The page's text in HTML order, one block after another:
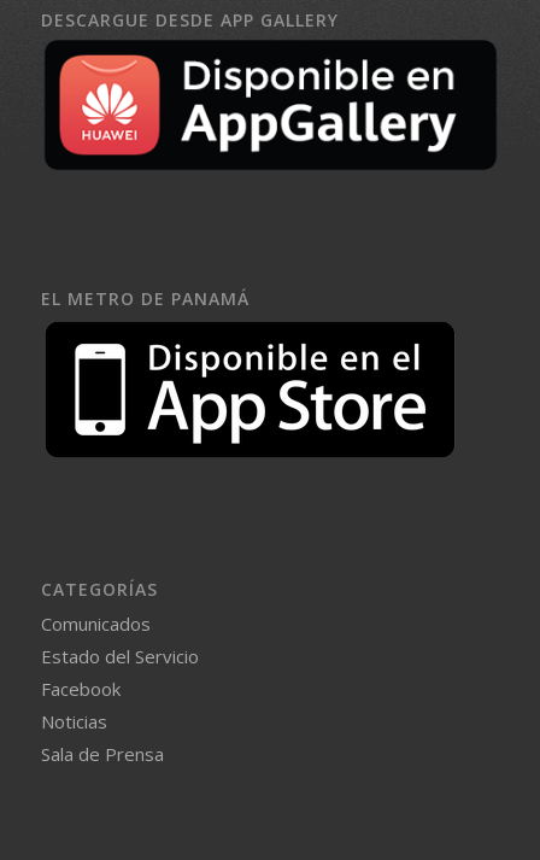
DESCARGUE DESDE APP GALLERY
EL METRO DE PANAMÁ
CATEGORÍAS
Comunicados
Estado del Servicio
Facebook
Noticias
Sala de Prensa